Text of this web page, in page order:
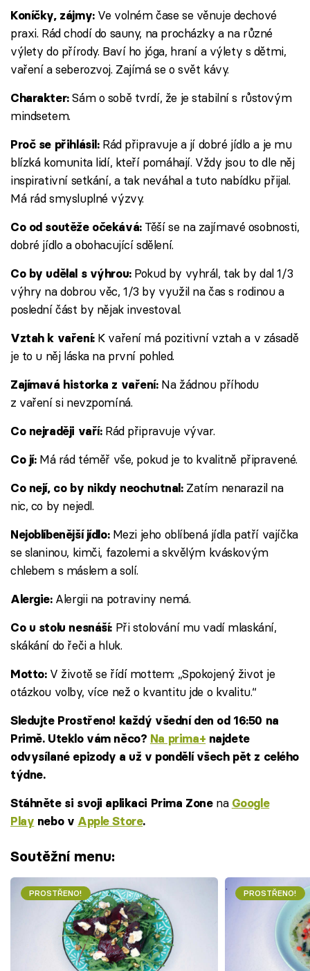
Koníčky, zájmy:Ve volném čase se věnuje dechové
praxi. Rád chodí do sauny, na procházky a na různé
výlety do přírody. Baví ho jóga, hraní a výlety s dětmi,
vaření a seberozvoj. Zajímá se o svět kávy.
Charakter:Sám o sobě tvrdí, že je stabilní s růstovým
mindsetem.
Proč se přihlásil:Rád připravuje a jí dobré jídlo a je mu
blízká komunita lidí, kteří pomáhají. Vždy jsou to dle něj
inspirativní setkání, a tak neváhal a tuto nabídku přijal.
Má rád smysluplné výzvy.
Co od soutěže očekává:Těší se na zajímavé osobnosti,
dobré jídlo a obohacující sdělení.
Co by udělal s výhrou:Pokud by vyhrál, tak by dal 1/3
výhry na dobrou věc, 1/3 by využil na čas s rodinou a
poslední část by nějak investoval.
Vztah k vaření:K vaření má pozitivní vztah a v zásadě
je to u něj láska na první pohled.
Zajímavá historka z vaření:Na žádnou příhodu
z vaření si nevzpomíná.
Co nejraději vaří:Rád připravuje vývar.
Co jí:Má rád téměř vše, pokud je to kvalitně připravené.
Co nejí, co by nikdy neochutnal:Zatím nenarazil na
nic, co by nejedl.
Nejoblíbenější jídlo:Mezi jeho oblíbená jídla patří vajíčka
se slaninou, kimči, fazolemi a skvělým kváskovým
chlebem s máslem a solí.
Alergie:Alergii na potraviny nemá.
Co u stolu nesnáší:Při stolování mu vadí mlaskání,
skákání do řeči a hluk.
Motto:V životě se řídí mottem: „Spokojený život je
otázkou volby, více než o kvantitu jde o kvalitu.“
Sledujte Prostřeno! každý všední den od 16:50 na
Primě. Uteklo vám něco? Na prima+ najdete
odvysílané epizody a už v pondělí všech pět z celého
týdne.
Stáhněte si svoji aplikaci Prima Zone na Google
Play nebo v Apple Store.
Soutěžní menu:
PROSTŘENO! PROSTŘENO!